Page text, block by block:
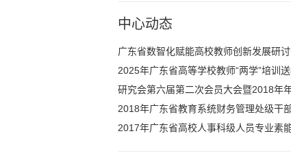
中心动态
广东省数智化赋能高校教师创新发展研
2025年广东省高等学校教师“两学”培训
研究会第六届第二次会员大会暨2018年
2018年广东省教育系统财务管理处级干
2017年广东省高校人事科级人员专业素